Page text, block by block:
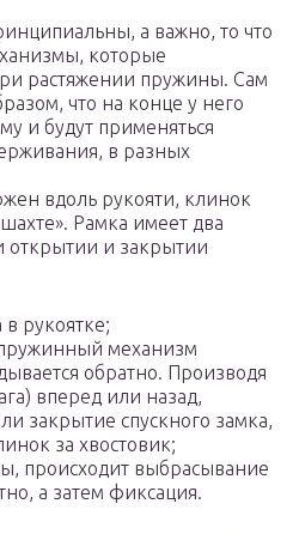
а важно, то что
которые
растяжении пружины. Сам
что на конце у него
и будут применяться
в разных
вдоль рукояти, клинок
Рамка имеет два
открытии и закрытии
рукоятке;
механизм
обратно. Производя
вперед или назад,
закрытие спускного замка,
за хвостовик;
происходит выбрасывание
а затем фиксация.